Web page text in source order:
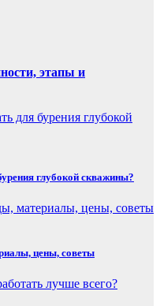
этапы и
глубокой скважины?
цены, советы